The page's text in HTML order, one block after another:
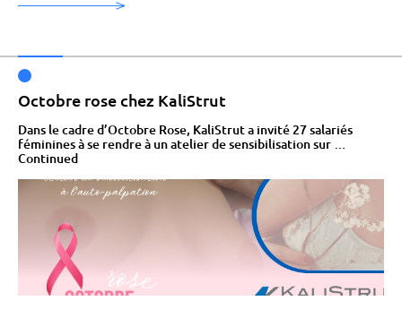
Octobre rose chez KaliStrut
Dans le cadre d’Octobre Rose, KaliStrut a invité 27 salariés
féminines à se rendre à un atelier de sensibilisation sur …
Continued